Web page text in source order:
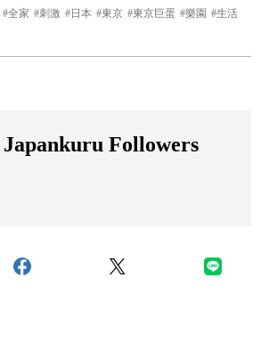
全家 刺激 日本 東京 東京巨蛋 樂園
生活
Japankuru Followers